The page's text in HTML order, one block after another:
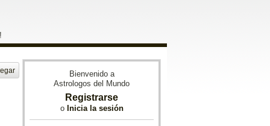
Bienvenido a
Astrologos del Mundo
Registrarse
o Inicia la sesión